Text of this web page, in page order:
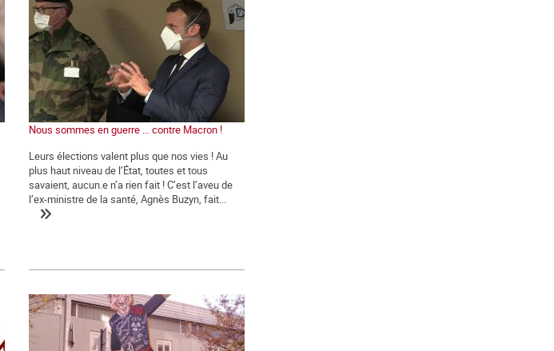
Nous sommes en guerre … contre Macron !
Leurs élections valent plus que nos vies ! Au
plus haut niveau de l’État, toutes et tous
savaient, aucun.e n’a rien fait ! C’est l’aveu de
l’ex-ministre de la santé, Agnès Buzyn, fait...